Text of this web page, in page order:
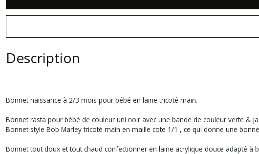
Description
Bonnet naissance à 2/3 mois pour bébé en laine tricoté main.
Bonnet rasta pour bébé de couleur uni noir avec une bande de couleur verte &
Bonnet style Bob Marley tricoté main en maille cote 1/1 , ce qui donne une
Bonnet tout doux et tout chaud confectionner en laine acrylique douce adapté à